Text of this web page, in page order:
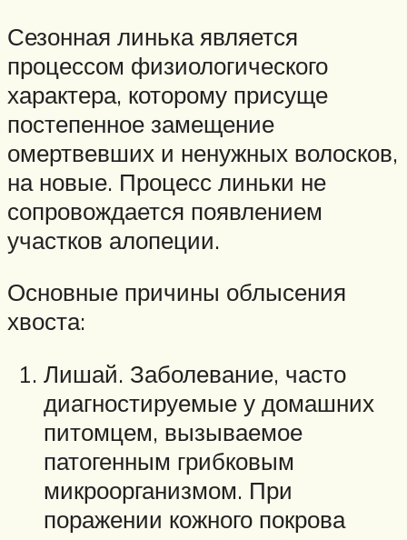
Сезонная линька является
процессом физиологического
характера, которому присуще
постепенное замещение
омертвевших и ненужных волосков,
на новые. Процесс линьки не
сопровождается появлением
участков алопеции.
Основные причины облысения
хвоста:
Лишай. Заболевание, часто
диагностируемые у домашних
питомцем, вызываемое
патогенным грибковым
микроорганизмом. При
поражении кожного покрова